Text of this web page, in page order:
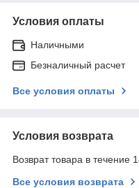
Условия оплаты
Наличными
Безналичный расчет
Все условия оплаты
Условия возврата
Возврат товара в течение
Все условия возврата